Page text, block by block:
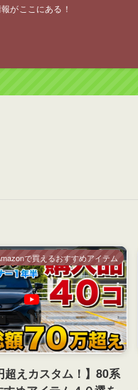
がここにある！
で買えるおすすめアイテム
超えカスタム！】80系